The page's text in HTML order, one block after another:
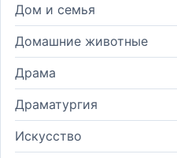
Дом и семья
Домашние животные
Драма
Драматургия
Искусство